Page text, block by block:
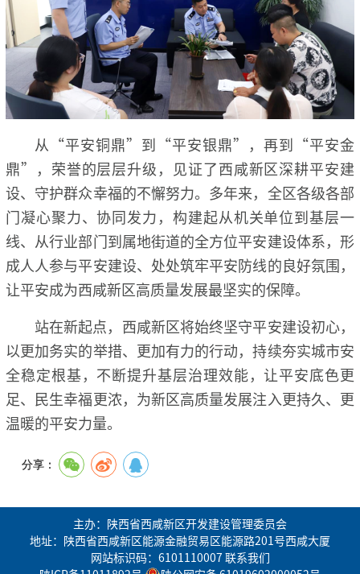
从“平安铜鼎”到“平安银鼎”，再到“平安金
鼎”，荣誉的层层升级，见证了西咸新区深耕平安建
设、守护群众幸福的不懈努力。多年来，全区各级各部
门凝心聚力、协同发力，构建起从机关单位到基层一
线、从行业部门到属地街道的全方位平安建设体系，形
成人人参与平安建设、处处筑牢平安防线的良好氛围，
让平安成为西咸新区高质量发展最坚实的保障。
站在新起点，西咸新区将始终坚守平安建设初心，
以更加务实的举措、更加有力的行动，持续夯实城市安
全稳定根基，不断提升基层治理效能，让平安底色更
足、民生幸福更浓，为新区高质量发展注入更持久、更
温暖的平安力量。
分享：
主办：陕西省西咸新区开发建设管理委员会
地址：陕西省西咸新区能源金融贸易区能源路201号西咸大厦
网站标识码：6101110007 联系我们